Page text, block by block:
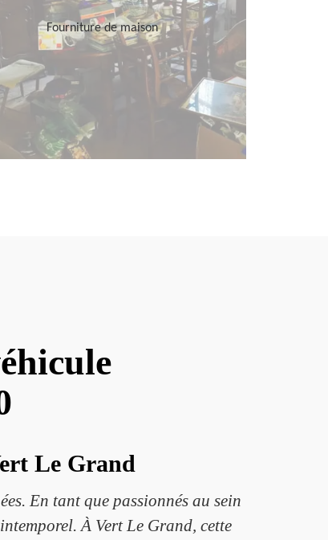
Fourniture de maison
Le Grand
En tant que passionnés au sein
À Vert Le Grand, cette